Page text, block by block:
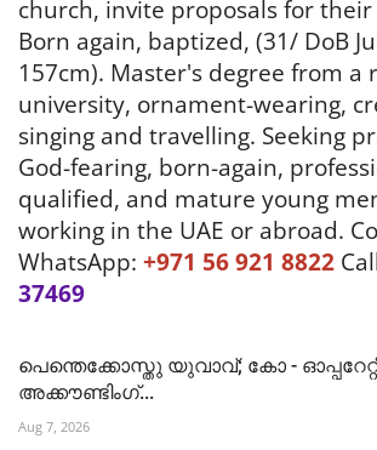
church, invite proposals for
Born again, baptized, (31/ DoB
157cm). Master's degree from a
university, ornament-wearing,
singing and travelling. Seeking
God-fearing, born-again,
qualified, and mature young
working in the UAE or abroad.
WhatsApp: +971 56 921 8822
37469
പെന്തെക്കോസ്തു യുവാവ്; കോ -
അക്കൗണ്ടിംഗ്...
Aug 7, 2026